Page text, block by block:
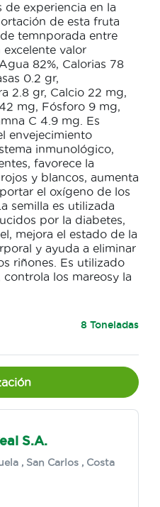
de experiencia en la
de esta fruta
temnporada entre
valor
82%, Calorias 78
0.2 gr,
2.8 gr, Calcio 22 mg,
mg, Fósforo 9 mg,
C 4.9 mg. Es
envejecimiento
inmunológico,
favorece la
y blancos, aumenta
el oxígeno de los
semilla es utilizada
por la diabetes,
mejora el estado de la
y ayuda a eliminar
riñones. Es utilizado
los mareosy la
8 Toneladas
S.A.
, San Carlos , Costa